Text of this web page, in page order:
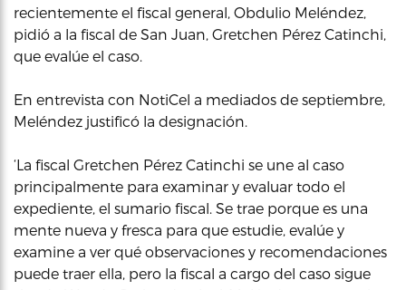
recientemente el fiscal general, Obdulio Meléndez,
pidió a la fiscal de San Juan, Gretchen Pérez Catinchi,
que evalúe el caso.
En entrevista con NotiCel a mediados de septiembre,
Meléndez justificó la designación.
‘La fiscal Gretchen Pérez Catinchi se une al caso
principalmente para examinar y evaluar todo el
expediente, el sumario fiscal. Se trae porque es una
mente nueva y fresca para que estudie, evalúe y
examine a ver qué observaciones y recomendaciones
puede traer ella, pero la fiscal a cargo del caso sigue